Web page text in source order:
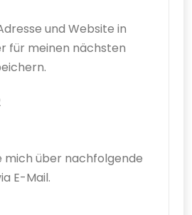
und Website in
für meinen nächsten
mich über nachfolgende
E-Mail.